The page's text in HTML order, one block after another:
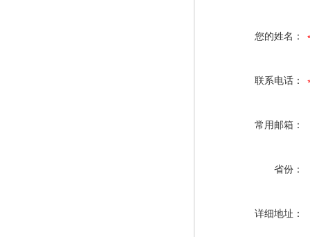
您的姓名：
联系电话：
常用邮箱：
省份：
详细地址：